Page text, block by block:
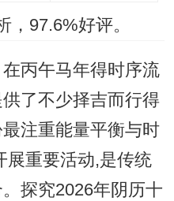
， 97.6%好评。
丙午马年得时序流
了不少择吉而行得
注重能量平衡与时
展重要活动,是传统
探究2026年阴历十